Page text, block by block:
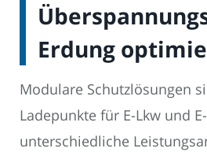
Erdung
Modulare Schutzlösungen
Ladepunkte für E-Lkw und
unterschiedliche